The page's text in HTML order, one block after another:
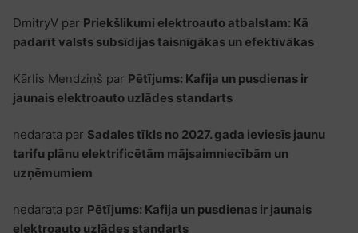
DmitryVpar Priekšlikumi elektroauto atbalstam: Kā
padarīt valsts subsīdijas taisnīgākas un efektīvākas
Kārlis Mendziņš par Pētījums: Kafija un pusdienas ir
jaunais elektroauto uzlādes standarts
nedarata par Sadales tīkls no 2027. gada ieviesīs jaunu
tarifu plānu elektrificētām mājsaimniecībām un
uzņēmumiem
nedarata par Pētījums: Kafija un pusdienas ir jaunais
elektroauto uzlādes standarts